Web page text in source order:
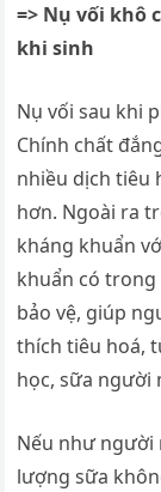
=> Nụ vối khô
khi sinh
Nụ vối sau khi
Chính chất
nhiều dịch tiêu
hơn. Ngoài ra
kháng khuẩn
khuẩn có
bảo vệ, giúp
thích tiêu hoá,
học, sữa người
Nếu như
lượng sữa